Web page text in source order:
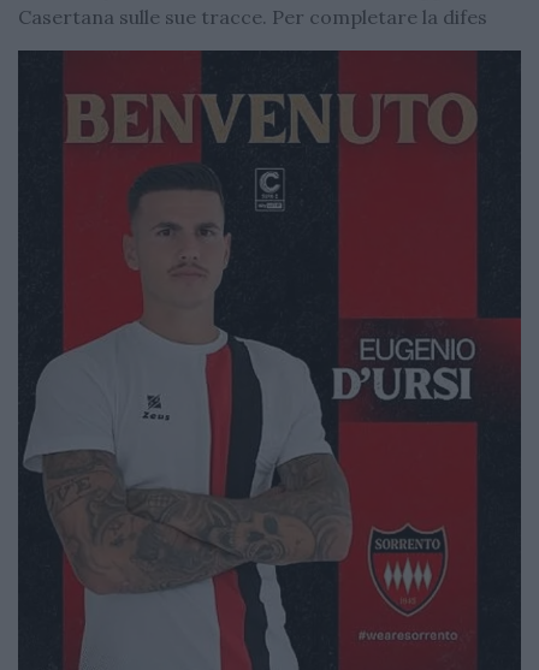
Casertana sulle sue tracce. Per completare la difes